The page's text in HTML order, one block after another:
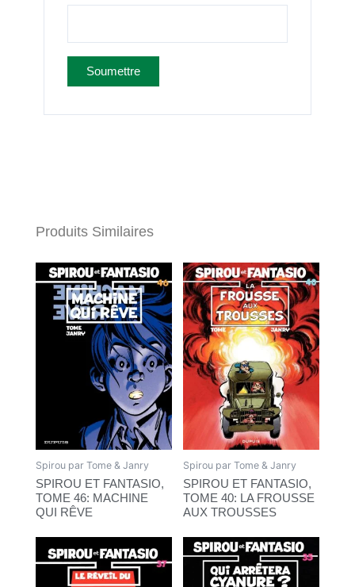
Produits Similaires
Spirou par Tome & Janry
SPIROU ET FANTASIO,
TOME 46: MACHINE
QUI RÊVE
Spirou par Tome & Janry
SPIROU ET FANTASIO,
TOME 40: LA FROUSSE
AUX TROUSSES